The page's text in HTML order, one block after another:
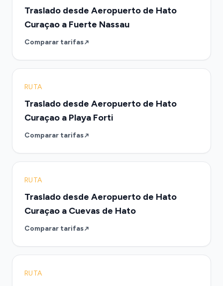
Traslado desde Aeropuerto de Hato
Curaçao a Fuerte Nassau
Comparar tarifas
RUTA
Traslado desde Aeropuerto de Hato
Curaçao a Playa Forti
Comparar tarifas
RUTA
Traslado desde Aeropuerto de Hato
Curaçao a Cuevas de Hato
Comparar tarifas
RUTA